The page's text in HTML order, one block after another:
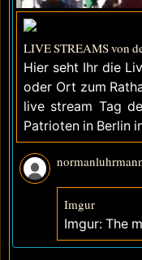
LIVE STREAMS von
Hier seht Ihr die
oder Ort zum
live stream Tag
Patrioten in Berlin
Imgur
Imgur: The